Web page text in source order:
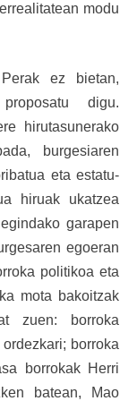
modu
ez bietan,
digu.
hirutasunerako
burgesiaren
eta estatu-
hiruak ukatzea
garapen
egoeran
politikoa eta
mota bakoitzak
zuen: borroka
borroka
borrokak Herri
batean, Mao